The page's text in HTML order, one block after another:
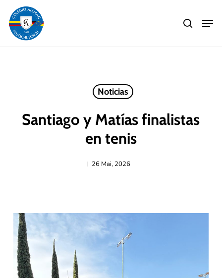
main
content
search
Noticias
Santiago y Matías finalistas
en tenis
26 Mai, 2026